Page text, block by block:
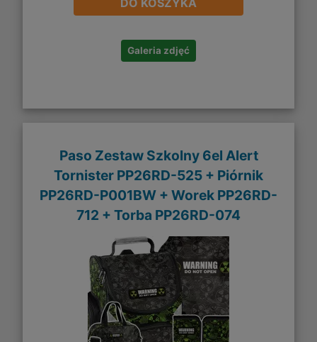
DO KOSZYKA
Galeria zdjęć
Paso Zestaw Szkolny 6el Alert
Tornister PP26RD-525 + Piórnik
PP26RD-P001BW + Worek PP26RD-
712 + Torba PP26RD-074